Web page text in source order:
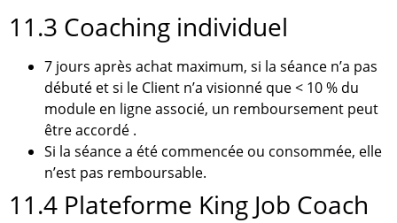
11.3 Coaching individuel
7 jours après achat maximum, si la séance n’a pas
débuté et si le Client n’a visionné que < 10 % du
module en ligne associé, un remboursement peut
être accordé .
Si la séance a été commencée ou consommée, elle
n’est pas remboursable.
11.4 Plateforme King Job Coach